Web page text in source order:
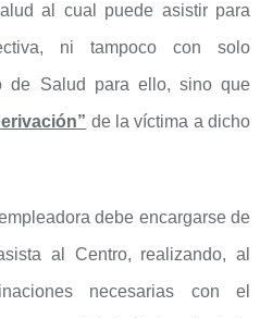
al cual puede asistir para
ni tampoco con solo
de Salud para ello, sino que
de la víctima a dicho
debe encargarse de
al Centro, realizando, al
necesarias con el